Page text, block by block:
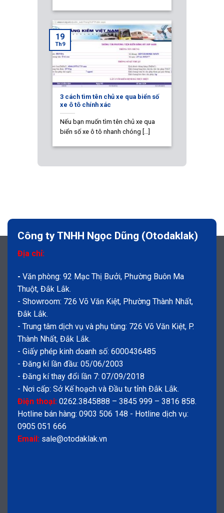
3 cách tìm tên chủ xe qua biển số
xe ô tô chính xác
Nếu bạn muốn tìm tên chủ xe qua
biển số xe ô tô nhanh chóng [...]
19
Th9
Công ty TNHH Ngọc Dũng (Otodaklak)
Địa chỉ:
- Văn phòng: 92 Mạc Thị Bưởi, Phường Buôn Ma
Thuột, Đắk Lắk.
- Showroom: 726 Võ Văn Kiệt, Phường Thành Nhất,
Đắk Lắk.
- Trung tâm dịch vụ và phụ tùng: 726 Võ Văn Kiệt, P.
Thành Nhất, Đắk Lắk.
- Giấy phép kinh doanh số: 6000436485
- Đăng kí lần đầu: 05/06/2003
- Đăng kí thay đổi lần 7: 07/09/2018
- Nơi cấp: Sở Kế hoạch và Đầu tư tỉnh Đắk Lắk.
Điện thoại: 0262.3845888 – 3845 999 – 3816 858.
Hotline bán hàng: 0903 506 148 - Hotline dịch vụ:
0905 051 666
Email: sale@otodaklak.vn